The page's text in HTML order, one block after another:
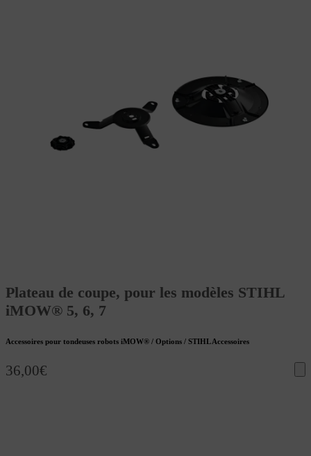
Plateau de coupe, pour les modèles STIHL
iMOW® 5, 6, 7
Accessoires pour tondeuses robots iMOW® / Options / STIHL Accessoires
36,00€